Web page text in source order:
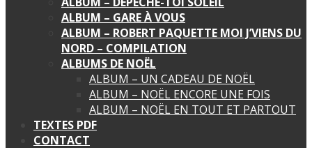
ALBUM – GARE À VOUS
ALBUM – ROBERT PAQUETTE MOI J’VIENS DU
NORD – COMPILATION
ALBUMS DE NOËL
ALBUM – UN CADEAU DE NOËL
ALBUM – NOËL ENCORE UNE FOIS
ALBUM – NOËL EN TOUT ET PARTOUT
TEXTES PDF
CONTACT